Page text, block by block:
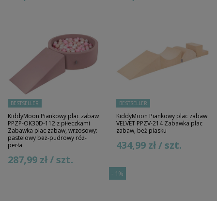
BESTSELLER
KiddyMoon Piankowy plac zabaw
PPZP-OK30D-112 z piłeczkami
Zabawka plac zabaw, wrzosowy:
pastelowy beż-pudrowy róż-
perła
287,99 zł / szt.
BESTSELLER
KiddyMoon Piankowy plac zabaw
VELVET PPZV-214 Zabawka plac
zabaw, beż piasku
434,99 zł / szt.
- 1%